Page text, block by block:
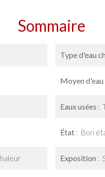
Sommaire
Type d'eau
Moyen d'eau
Eaux usées
État Bon
Exposition